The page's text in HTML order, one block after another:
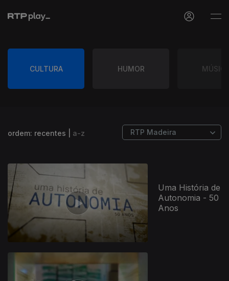
CULTURA HUMOR
ordem: recentes a-z
Uma História de
Autonomia - 50
Anos